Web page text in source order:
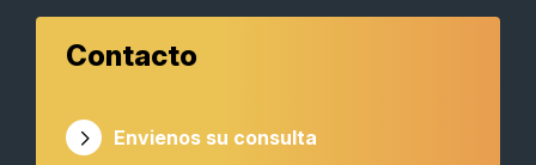
Contacto
Envienos su consulta